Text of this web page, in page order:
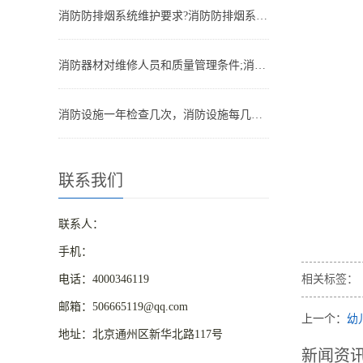
消防防排烟系统维护要求?消防防排烟系统包括什么
消防器材对维修人员和质量管理条件;消防器材管理要求
消防设施一年检查几次，消防设施每几年检查一次
联系我们
联系人：
手机：
电话：4000346119
邮箱：506665119@qq.com
地址：北京通州区新华北路117号
相关标签：
上一个： 幼
新闻资